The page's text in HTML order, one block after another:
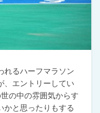
るハーフマラソン
、エントリーしてい
の中の雰囲気からす
かと思ったりもする